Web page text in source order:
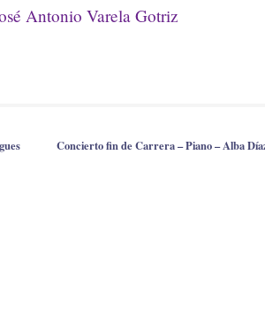
Antonio Varela Gotriz
Concierto fin de Carrera – Piano – Alba